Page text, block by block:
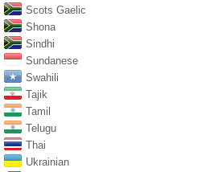
Scots Gaelic
Shona
Sindhi
Sundanese
Swahili
Tajik
Tamil
Telugu
Thai
Ukrainian